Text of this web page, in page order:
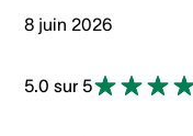
8 juin 2026
5.0 sur 5